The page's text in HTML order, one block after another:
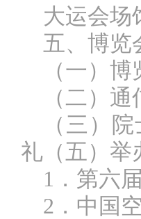
大运会场
五、博览
（一）
（二）
（三）
礼（五）举
1．第六
2．中国